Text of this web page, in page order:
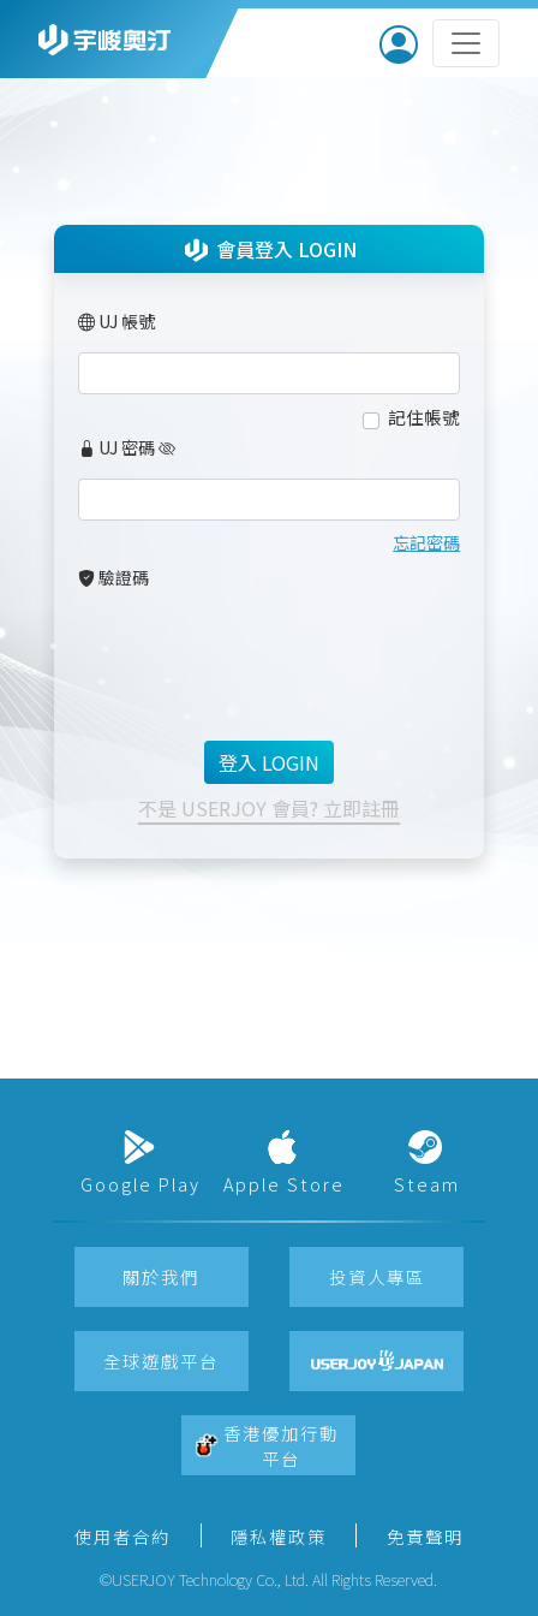
會員登入 LOGIN
UJ 帳號
記住帳號
UJ 密碼
忘記密碼
驗證碼
不是 USERJOY 會員? 立即註冊
Google Play Apple Store Steam
關於我們 投資人專區
全球遊戲平台
香港優加行動
平台
使用者合約 隱私權政策 免責聲明
©USERJOY Technology Co., Ltd. All Rights Reserved.